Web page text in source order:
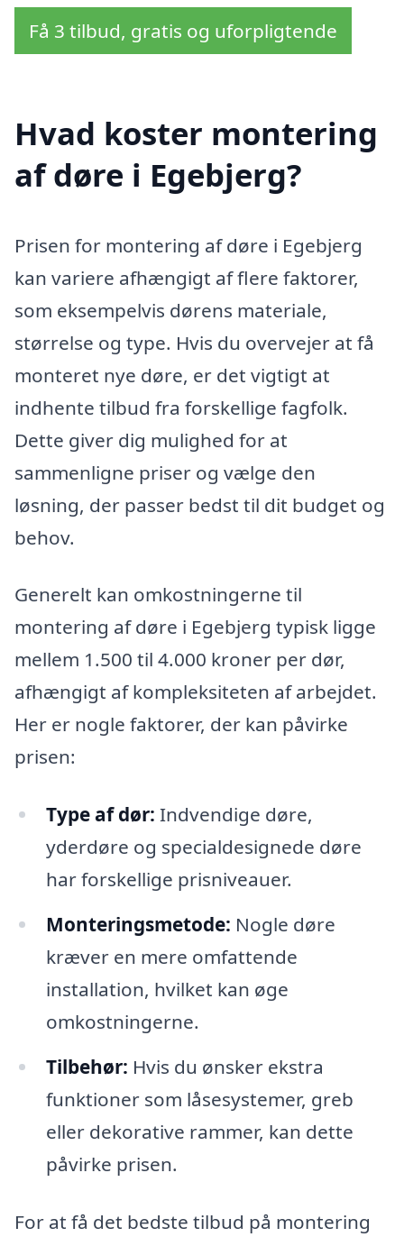
Få 3 tilbud, gratis og uforpligtende
Hvad koster montering
af døre i Egebjerg?
Prisen for montering af døre i Egebjerg
kan variere afhængigt af flere faktorer,
som eksempelvis dørens materiale,
størrelse og type. Hvis du overvejer at få
monteret nye døre, er det vigtigt at
indhente tilbud fra forskellige fagfolk.
Dette giver dig mulighed for at
sammenligne priser og vælge den
løsning, der passer bedst til dit budget og
behov.
Generelt kan omkostningerne til
montering af døre i Egebjerg typisk ligge
mellem 1.500 til 4.000 kroner per dør,
afhængigt af kompleksiteten af arbejdet.
Her er nogle faktorer, der kan påvirke
prisen:
Type af dør: Indvendige døre,
yderdøre og specialdesignede døre
har forskellige prisniveauer.
Monteringsmetode: Nogle døre
kræver en mere omfattende
installation, hvilket kan øge
omkostningerne.
Tilbehør: Hvis du ønsker ekstra
funktioner som låsesystemer, greb
eller dekorative rammer, kan dette
påvirke prisen.
For at få det bedste tilbud på montering